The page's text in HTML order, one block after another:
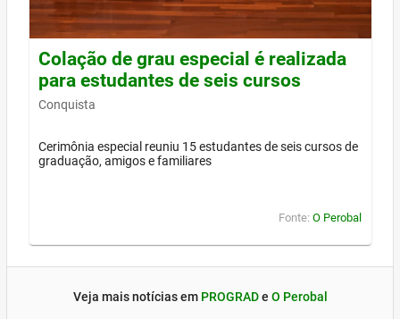
Colação de grau especial é realizada
para estudantes de seis cursos
Conquista
Cerimônia especial reuniu 15 estudantes de seis cursos de
graduação, amigos e familiares
Fonte: O Perobal
Veja mais notícias em PROGRADe O Perobal